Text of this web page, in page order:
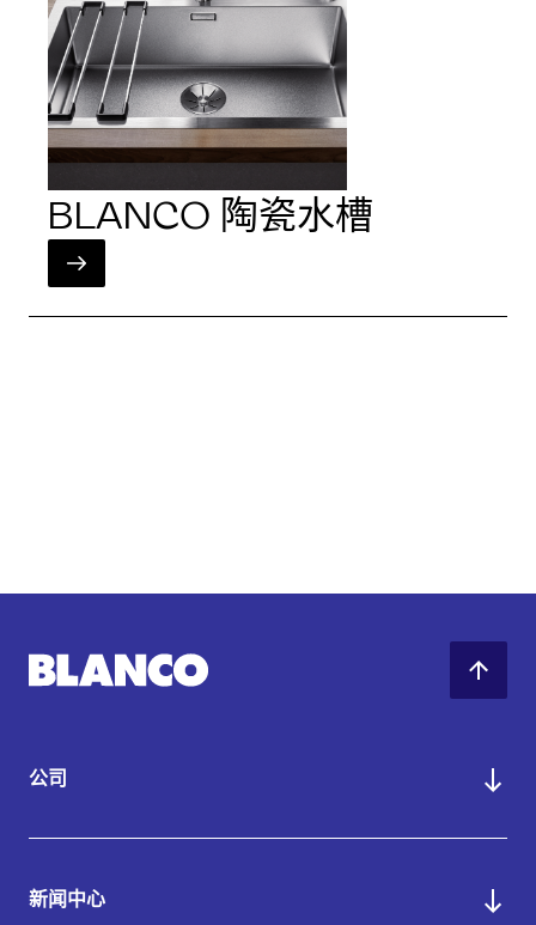
BLANCO 陶瓷水槽
公司
新闻中心